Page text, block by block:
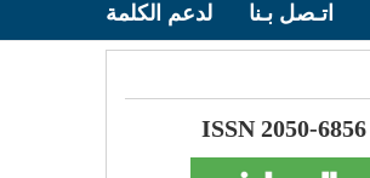
اتـصل بـنا لدعم الكلمة
ISSN 2050-6856